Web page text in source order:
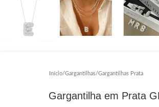
Início/Gargantilhas/Gargantilhas Prata
Gargantilha em Prata